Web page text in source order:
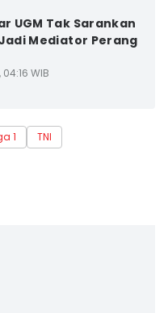
UGM Tak Sarankan
Mediator Perang
WIB
1 TNI